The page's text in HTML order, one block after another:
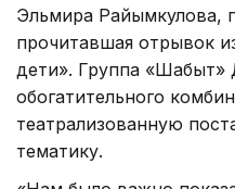
Эльмира Райымкулова,
прочитавшая отрывок
дети». Группа «Шабыт»
обогатительного
театрализованную
тематику.